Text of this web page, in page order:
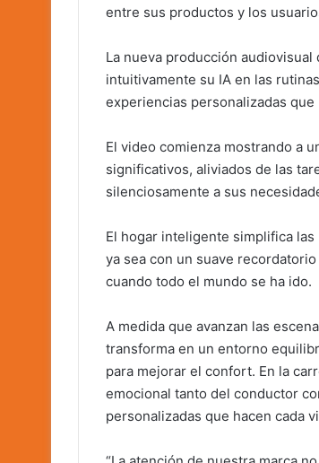
entre sus productos y los
La nueva producción
intuitivamente su IA en las
experiencias personalizadas
El video comienza mostrando a
significativos, aliviados de las
silenciosamente a sus
El hogar inteligente simplifica
ya sea con un suave
cuando todo el mundo se ha ido.
A medida que avanzan las
transforma en un entorno
para mejorar el confort. En la
emocional tanto del conductor
personalizadas que hacen cada